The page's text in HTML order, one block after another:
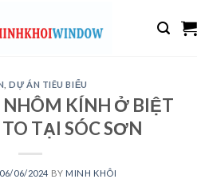
,DỰ ÁN TIÊU BIỂU
NHÔM KÍNH Ở BIỆT
TẠI SÓC SƠN
06/06/2024 BY MINH KHÔI